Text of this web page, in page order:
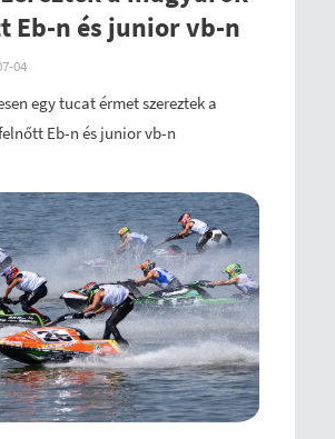
Eb-n és junior vb-n
04
egy tucat érmet szereztek a
Eb-n és junior vb-n